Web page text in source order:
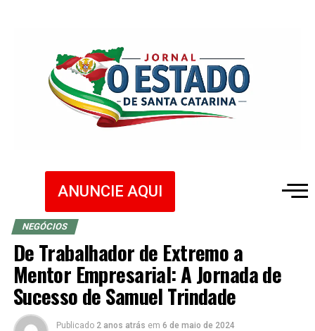
ANUNCIE AQUI
NEGÓCIOS
De Trabalhador de Extremo a
Mentor Empresarial: A Jornada de
Sucesso de Samuel Trindade
Publicado 2 anos atrás em 6 de maio de 2024